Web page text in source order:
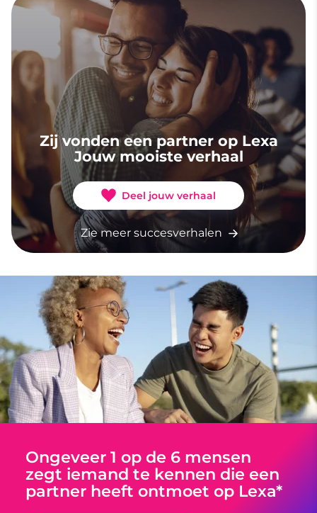
Zij vonden een partner op Lexa
Jouw mooiste verhaal
Deel jouw verhaal
Zie meer succesverhalen
Ongeveer 1 op de 6 mensen
zegt iemand te kennen die een
partner heeft ontmoet op Lexa*